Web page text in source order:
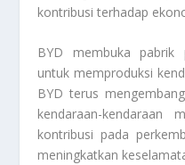
kontribusi terhadap
BYD membuka pabrik
untuk memproduksi
BYD terus
kendaraan-kendaraan
kontribusi pada
meningkatkan